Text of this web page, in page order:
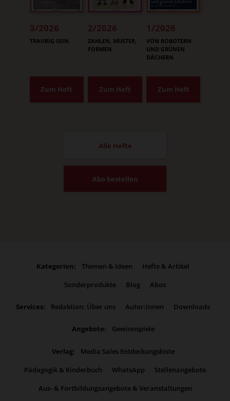
3/2026
:
TRAURIG SEIN
Zum Heft
2/2026
:
ZAHLEN, MUSTER,
FORMEN
Zum Heft
1/2026
:
VON ROBOTERN
UND GRÜNEN
DÄCHERN
Zum Heft
Alle Hefte
Abo bestellen
Kategorien: Themen & Ideen
Hefte & Artikel
Sonderprodukte
Blog Abos
Services: Redaktion: Über uns Autor:innen Downloads
Angebote: Gewinnspiele
Verlag:
Media Sales Entdeckungskiste
Pädagogik & Kinderbuch
WhatsApp
Stellenangebote
Aus- & Fortbildungsangebote & Veranstaltungen